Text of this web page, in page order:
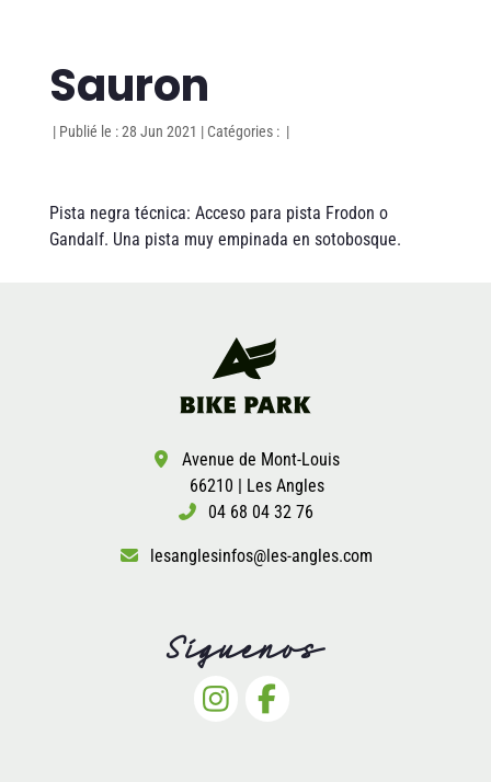
Sauron
| Publié le : 28 Jun 2021 | Catégories : |
Pista negra técnica: Acceso para pista Frodon o
Gandalf. Una pista muy empinada en sotobosque.
Avenue de Mont-Louis
66210 | Les Angles
04 68 04 32 76
lesanglesinfos@les-angles.com
Síguenos